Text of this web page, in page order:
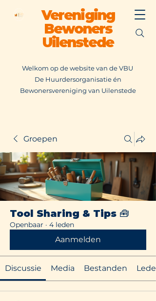
Vereniging
Bewoners
Uilenstede
Welkom op de website van de VBU
De Huurdersorganisatie én
Bewonersvereniging van Uilenstede
Groepen
Tool Sharing & Tips 🧰
Openbaar · 4 leden
Aanmelden
Discussie Media Bestanden